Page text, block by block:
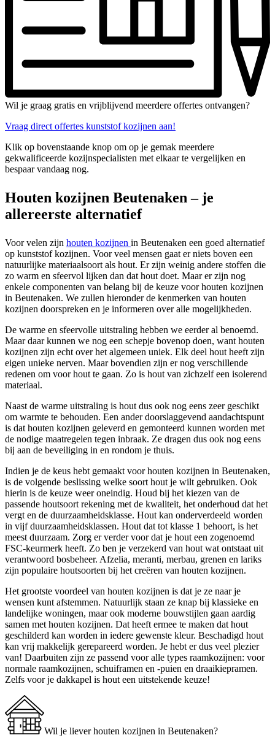
Wil je graag gratis en vrijblijvend meerdere offertes ontvangen?
Vraag direct offertes kunststof kozijnen aan!
Klik op bovenstaande knop om op je gemak meerdere
gekwalificeerde kozijnspecialisten met elkaar te vergelijken en
bespaar vandaag nog.
Houten kozijnen Beutenaken – je
allereerste alternatief
Voor velen zijn houten kozijnen in Beutenaken een goed alternatief
op kunststof kozijnen. Voor veel mensen gaat er niets boven een
natuurlijke materiaalsoort als hout. Er zijn weinig andere stoffen die
zo warm en sfeervol lijken dan dat hout doet. Maar er zijn nog
enkele componenten van belang bij de keuze voor houten kozijnen
in Beutenaken. We zullen hieronder de kenmerken van houten
kozijnen doorspreken en je informeren over alle mogelijkheden.
De warme en sfeervolle uitstraling hebben we eerder al benoemd.
Maar daar kunnen we nog een schepje bovenop doen, want houten
kozijnen zijn echt over het algemeen uniek. Elk deel hout heeft zijn
eigen unieke nerven. Maar bovendien zijn er nog verschillende
redenen om voor hout te gaan. Zo is hout van zichzelf een isolerend
materiaal.
Naast de warme uitstraling is hout dus ook nog eens zeer geschikt
om warmte te behouden. Een ander doorslaggevend aandachtspunt
is dat houten kozijnen geleverd en gemonteerd kunnen worden met
de nodige maatregelen tegen inbraak. Ze dragen dus ook nog eens
bij aan de beveiliging in en rondom je thuis.
Indien je de keus hebt gemaakt voor houten kozijnen in Beutenaken,
is de volgende beslissing welke soort hout je wilt gebruiken. Ook
hierin is de keuze weer oneindig. Houd bij het kiezen van de
passende houtsoort rekening met de kwaliteit, het onderhoud dat het
vergt en de duurzaamheidsklasse. Hout kan onderverdeeld worden
in vijf duurzaamheidsklassen. Hout dat tot klasse 1 behoort, is het
meest duurzaam. Zorg er verder voor dat je hout een zogenoemd
FSC-keurmerk heeft. Zo ben je verzekerd van hout wat ontstaat uit
verantwoord bosbeheer. Afzelia, meranti, merbau, grenen en lariks
zijn populaire houtsoorten bij het creëren van houten kozijnen.
Het grootste voordeel van houten kozijnen is dat je ze naar je
wensen kunt afstemmen. Natuurlijk staan ze knap bij klassieke en
landelijke woningen, maar ook moderne bouwstijlen gaan aardig
samen met houten kozijnen. Dat heeft ermee te maken dat hout
geschilderd kan worden in iedere gewenste kleur. Beschadigd hout
kan vrij makkelijk gerepareerd worden. Je hebt er dus veel plezier
van! Daarbuiten zijn ze passend voor alle types raamkozijnen: voor
normale raamkozijnen, schuiframen en -puien en draaikiepramen.
Zelfs voor je dakkapel is hout een uitstekende keuze!
Wil je liever houten kozijnen in Beutenaken?